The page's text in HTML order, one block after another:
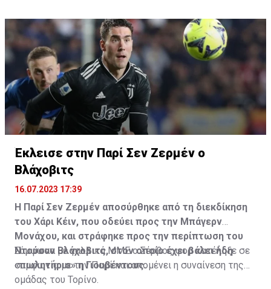
Η δημοσίευση κοινοποιήθηκε από το χρήστη サンフレッチェ
Έκλεισε στην Παρί Σεν Ζερμέν ο
Βλάχοβιτς
16.07.2023 17:39
Η Παρί Σεν Ζερμέν αποσύρθηκε από τη διεκδίκηση
του Χάρι Κέιν, που οδεύει προς την Μπάγερν
Μονάχου, και στράφηκε προς την περίπτωση του
Ντούσαν Βλάχοβιτς, στον οποίο έχει βάλει ήδη
«πωλητήριο» η Γιουβέντους.
Σύμφωνα με γαλλικά ΜΜΕ ο Σέρβος φορ κατέληξε σε
συμφωνία με την Παρί και απομένει η συναίνεση της
ομάδας του Τορίνο.